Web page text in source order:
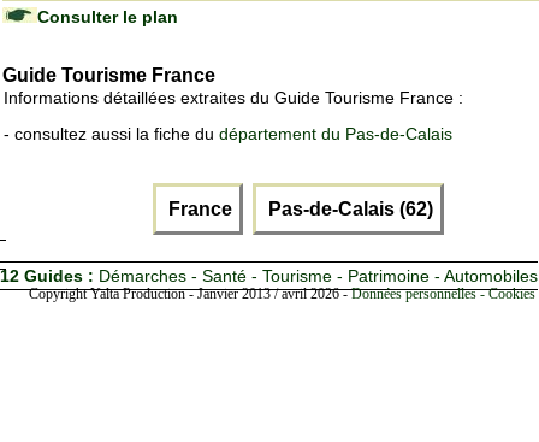
Consulter le plan
Guide Tourisme France
Informations détaillées extraites du Guide Tourisme France :
- consultez aussi la fiche du département du Pas-de-Calais
France Pas-de-Calais (62)
12 Guides : Démarches - Santé - Tourisme - Patrimoine - Automobiles
Copyright Yalta Production - Janvier 2013 / avril 2026 -Données personnelles -